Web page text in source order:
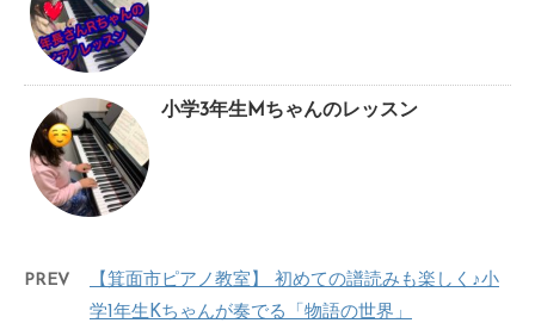
小学3年生Mちゃんのレッスン
PREV
【箕面市ピアノ教室】 初めての譜読みも楽しく♪小
学1年生Kちゃんが奏でる「物語の世界」